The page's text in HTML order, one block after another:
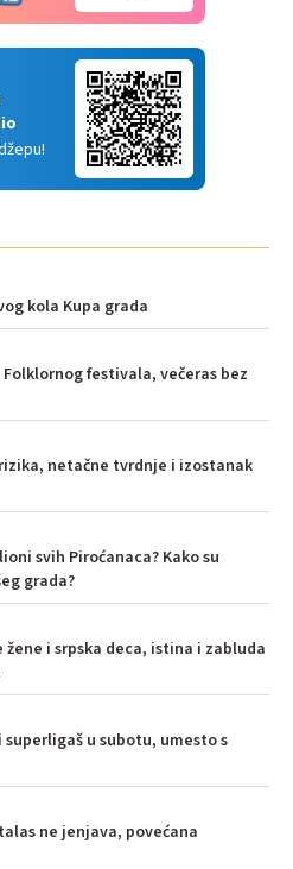
kola Kupa grada
festivala, večeras bez
rizika, netačne tvrdnje i izostanak
svih Piroćanaca? Kako su
grada?
žene i srpska deca, istina i zabluda
u subotu, umesto s
ne jenjava, povećana